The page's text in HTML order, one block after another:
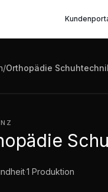
/Orthopädie
·1 Produktion
Orthopädie Schuhtechnik